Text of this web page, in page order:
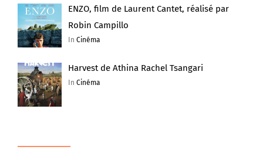
ENZO, film de Laurent Cantet, réalisé par
Robin Campillo
InCinéma
Harvest de Athina Rachel Tsangari
InCinéma